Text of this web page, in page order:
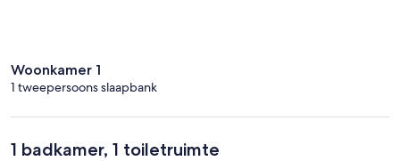
Woonkamer 1
1 tweepersoons slaapbank
1 badkamer, 1 toiletruimte